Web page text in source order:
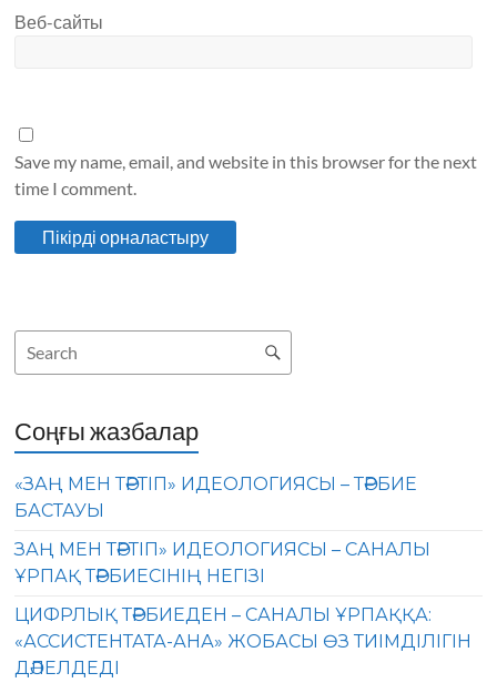
Веб-сайты
Save my name, email, and website in this browser for the next
time I comment.
Соңғы жазбалар
«ЗАҢ МЕН ТӘРТІП» ИДЕОЛОГИЯСЫ – ТӘРБИЕ
БАСТАУЫ
ЗАҢ МЕН ТӘРТІП» ИДЕОЛОГИЯСЫ – САНАЛЫ
ҰРПАҚ ТӘРБИЕСІНІҢ НЕГІЗІ
ЦИФРЛЫҚ ТӘРБИЕДЕН – САНАЛЫ ҰРПАҚҚА:
«АССИСТЕНТАТА-АНА» ЖОБАСЫ ӨЗ ТИІМДІЛІГІН
ДӘЛЕЛДЕДІ